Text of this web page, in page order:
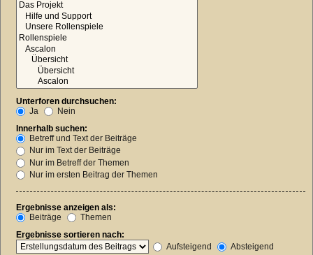
Unterforen durchsuchen:
Ja
Nein
Innerhalb suchen:
Betreff und Text der Beiträge
Nur im Text der Beiträge
Nur im Betreff der Themen
Nur im ersten Beitrag der Themen
Ergebnisse anzeigen als:
Beiträge
Themen
Ergebnisse sortieren nach:
Aufsteigend
Absteigend